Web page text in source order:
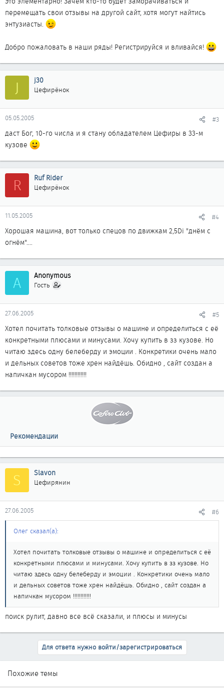
перемещать свои отзывы на другой сайт, хотя могут найтись
энтузиасты.
Добро пожаловать в наши ряды! Регистрируйся и вливайся!
J j30
Цефирёнок
05.05.2005 #3
даст Бог, 10-го числа и я стану обладателем Цефиры в 33-м
кузове
R Ruf Rider
Цефирёнок
11.05.2005 #4
Хорошая машина, вот только спецов по движкам 2,5Di "днём с
огнём"....
A Anonymous
Гость
27.06.2005 #5
Хотел почитать толковые отзывы о машине и определиться с её
конкретными плюсами и минусами. Хочу купить в зз кузове. Но
читаю здесь одну белеберду и эмоции . Конкретики очень мало
и дельных советов тоже хрен найдёшь. Обидно , сайт создан а
напичкан мусором !!!!!!!!!!!!
Рекомендации
S Slavon
Цефирянин
27.06.2005 #6
Олег сказал(а):
Хотел почитать толковые отзывы о машине и определиться с её
конкретными плюсами и минусами. Хочу купить в зз кузове. Но
читаю здесь одну белеберду и эмоции . Конкретики очень мало
и дельных советов тоже хрен найдёшь. Обидно , сайт создан а
напичкан мусором !!!!!!!!!!!!
поиск рулит, давно все всё сказали, и плюсы и минусы
Для ответа нужно войти/зарегистрироваться
Похожие темы